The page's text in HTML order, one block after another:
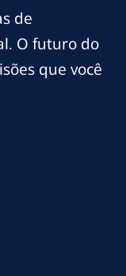
de
O futuro do
que você